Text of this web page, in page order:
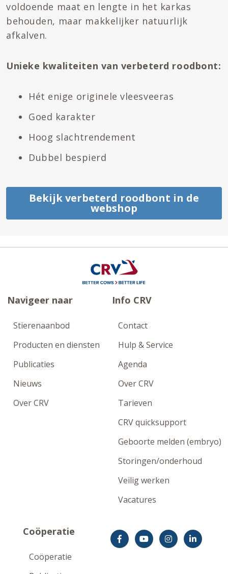
voldoende maat en lengte in het karkas
behouden, maar makkelijker natuurlijk
afkalven.
Unieke kwaliteiten van verbeterd roodbont:
Hét enige originele vleesveeras
Goed karakter
Hoog slachtrendement
Dubbel bespierd
Bekijk verbeterd roodbont in de
webshop
Navigeer naar
Stierenaanbod
Producten en diensten
Publicaties
Nieuws
Over CRV
Info CRV
Contact
Hulp & Service
Agenda
Over CRV
Tarieven
CRV quicksupport
Geboorte melden (embryo)
Storingen/onderhoud
Veilig werken
Vacatures
Coöperatie
Coöperatie